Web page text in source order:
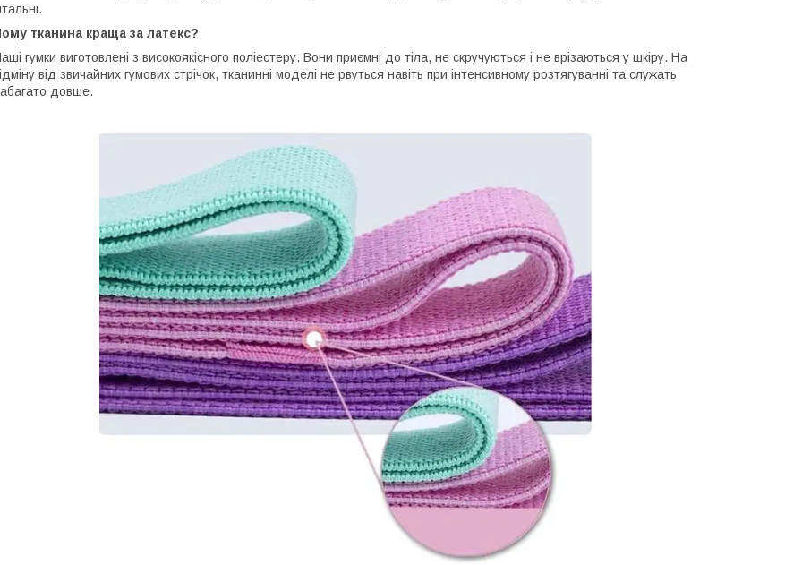
тканина краща за латекс?
гумки виготовлені з високоякісного поліестеру. Вони приємні до тіла, не скручуються і не врізаються у шкіру. На
від звичайних гумових стрічок, тканинні моделі не рвуться навіть при інтенсивному розтягуванні та служать
довше.